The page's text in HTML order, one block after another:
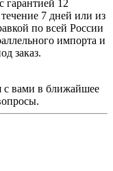
гарантией 12
7 дней или из
по всей России
импорта и
заказ.
с вами в ближайшее